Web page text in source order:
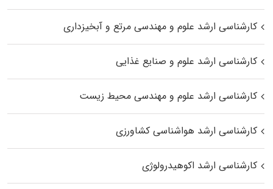
کارشناسی ارشد علوم و مهندسی مرتع و آبخیزداری
کارشناسی ارشد علوم و صنایع غذایی
کارشناسی ارشد علوم و مهندسی محیط زیست
کارشناسی ارشد هواشناسی کشاورزی
کارشناسی ارشد اکوهیدرولوژی